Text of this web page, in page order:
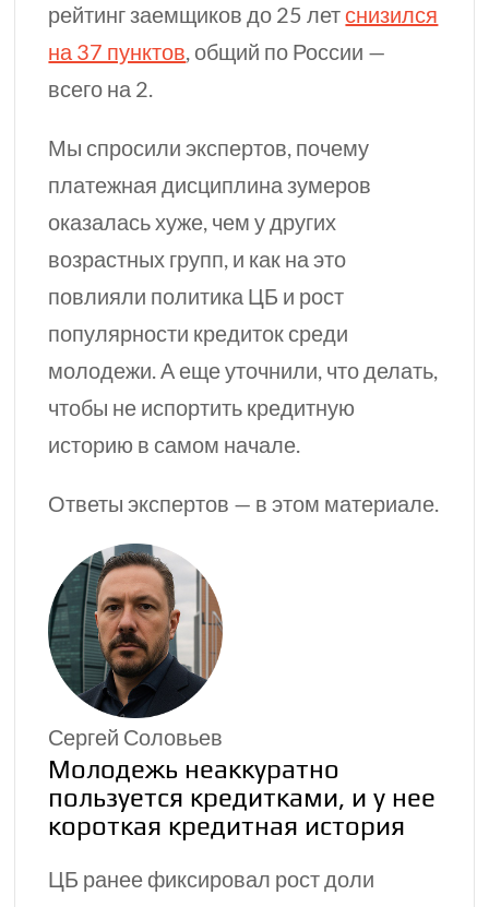
рейтинг заемщиков до 25 летснизился
на 37 пунктов, общий по России —
всего на 2.
Мы спросили экспертов, почему
платежная дисциплина зумеров
оказалась хуже, чем у других
возрастных групп, и как на это
повлияли политика ЦБ и рост
популярности кредиток среди
молодежи. А еще уточнили, что делать,
чтобы не испортить кредитную
историю в самом начале.
Ответы экспертов — в этом материале.
Сергей Соловьев
Молодежь неаккуратно
пользуется кредитками, и у нее
короткая кредитная история
ЦБ ранее фиксировал рост доли